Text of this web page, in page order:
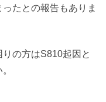
たとの報告もありま
の方はS810起因と